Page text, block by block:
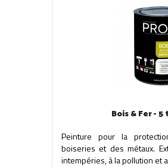
Bois & Fer -
Peinture pour la
boiseries et des métaux.
intempéries, à la pollution et